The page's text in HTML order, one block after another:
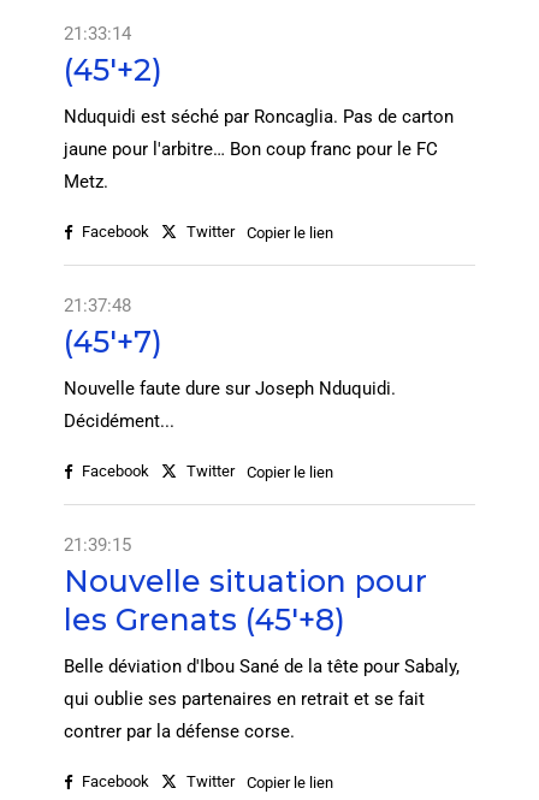
21:33:14
(45'+2)
Nduquidi est séché par Roncaglia. Pas de carton
jaune pour l'arbitre… Bon coup franc pour le FC
Metz.
Facebook Twitter Copier le lien
21:37:48
(45'+7)
Nouvelle faute dure sur Joseph Nduquidi.
Décidément...
Facebook Twitter Copier le lien
21:39:15
Nouvelle situation pour
les Grenats (45'+8)
Belle déviation d'Ibou Sané de la tête pour Sabaly,
qui oublie ses partenaires en retrait et se fait
contrer par la défense corse.
Facebook Twitter Copier le lien